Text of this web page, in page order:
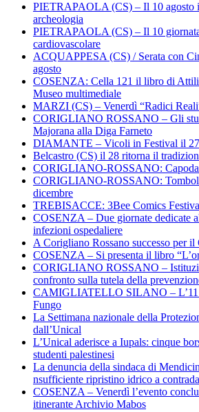
PIETRAPAOLA (CS) – Il 10 agosto
archeologia
PIETRAPAOLA (CS) – Il 10
cardiovascolare
ACQUAPPESA (CS) / Serata con
agosto
COSENZA: Cella 121 il libro di
Museo multimediale
MARZI (CS) – Venerdì “Radici
CORIGLIANO ROSSANO – Gli
Majorana alla Diga Farneto
DIAMANTE – Vicoli in Festival il 27
Belcastro (CS) il 28 ritorna il
CORIGLIANO-ROSSANO:
CORIGLIANO-ROSSANO:
dicembre
TREBISACCE: 3Bee Comics
COSENZA – Due giornate dedicate
infezioni ospedaliere
A Corigliano Rossano successo per il
COSENZA – Si presenta il libro
CORIGLIANO ROSSANO –
confronto sulla tutela della
CAMIGLIATELLO SILANO – L’11
Fungo
La Settimana nazionale della
dall’Unical
L’Unical aderisce a Iupals: cinque
studenti palestinesi
La denuncia della sindaca di
nsufficiente ripristino idrico a
COSENZA – Venerdì l’evento
itinerante Archivio Mabos